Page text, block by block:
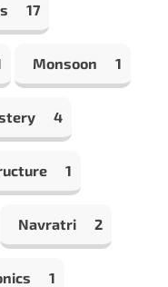
17
Monsoon 1
4
1
Navratri 2
1